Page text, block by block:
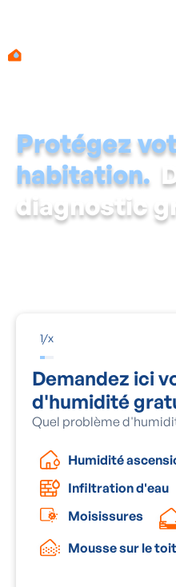
Protégez
habitation.
diagnostic
1/x
Demandez ici
d'humidité
Quel problème
Humidité
Infiltration d'eau
Moisissures
Mousse sur le